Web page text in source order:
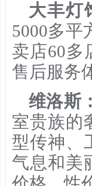
大丰灯
5000多平
卖店60多
售后服务
维洛斯：
室贵族的
型传神、
气息和美